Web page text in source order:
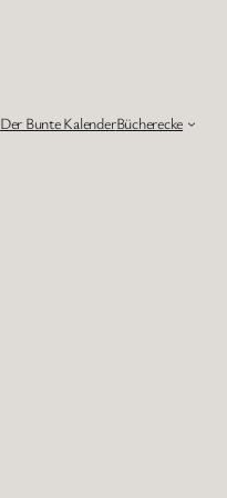
Der Bunte KalenderBücherecke